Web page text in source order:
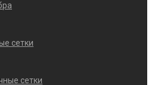
сетки
сетки